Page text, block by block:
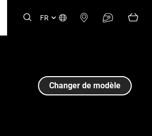
FR
Changer de modèle